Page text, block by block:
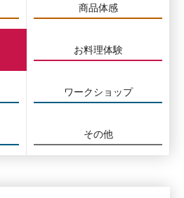
商品体感
お料理体験
ワークショップ
その他